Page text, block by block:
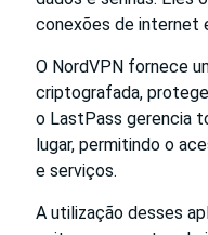
conexões de internet
O NordVPN fornece
criptografada,
o LastPass gerencia
lugar, permitindo o
e serviços.
A utilização desses